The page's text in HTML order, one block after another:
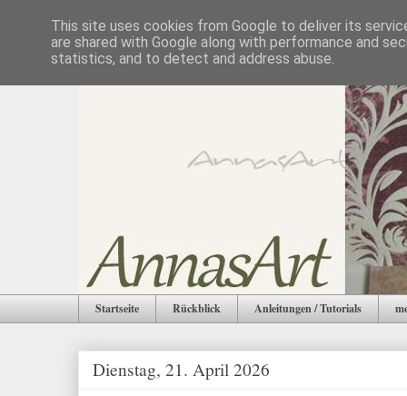
Startseite Rückblick Anleitungen / Tutorials
Dienstag, 21. April 2026
This site uses cookies from Google to deliver its
are shared with Google along with performance and
statistics, and to detect and address abuse.